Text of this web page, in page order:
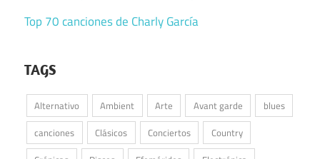
Top 70 canciones de Charly García
TAGS
Alternativo Ambient Arte Avant garde
blues
canciones
Clásicos Conciertos
Country